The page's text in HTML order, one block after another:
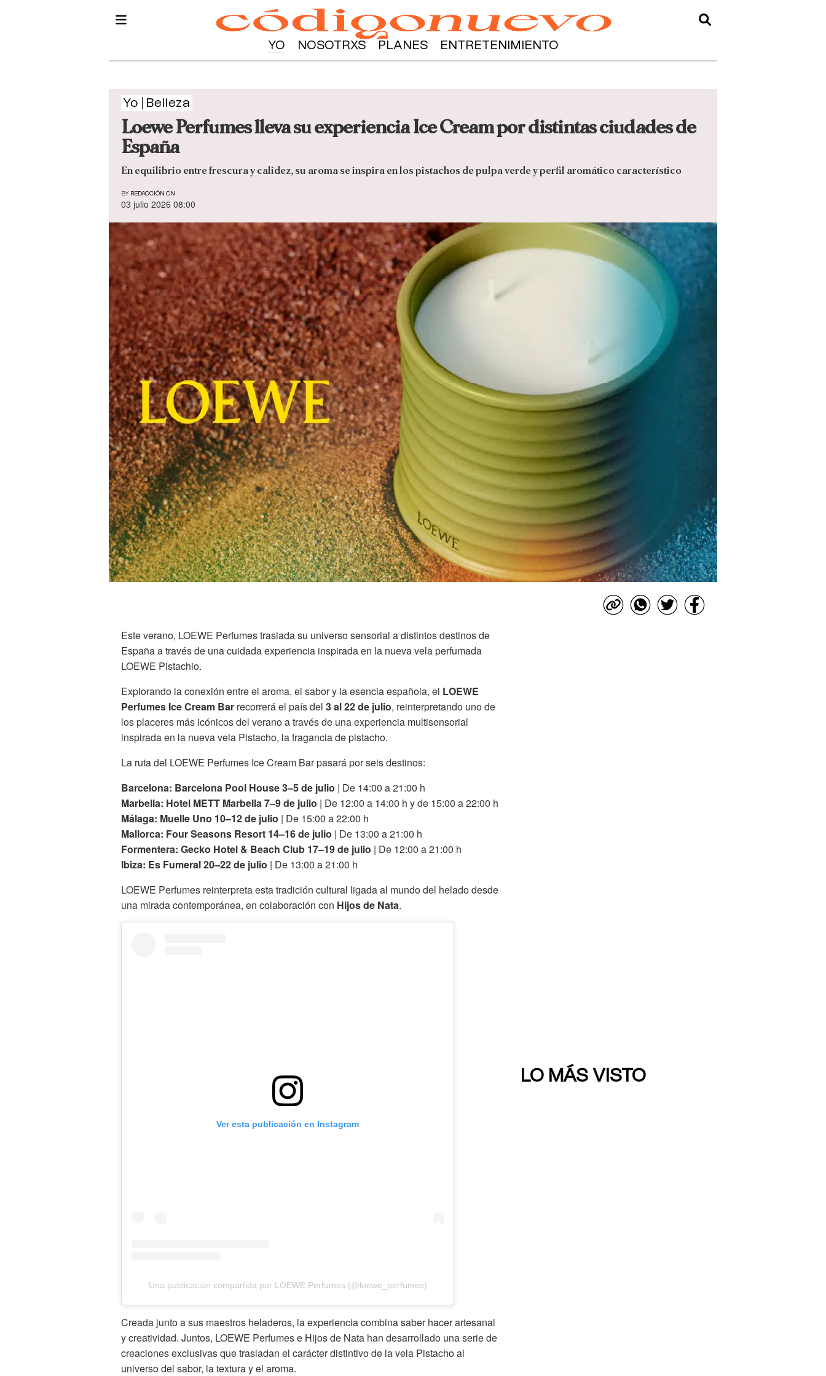
YO NOSOTRXS PLANES ENTRETENIMIENTO
Yo Belleza
Loewe Perfumes lleva su experiencia Ice Cream por distintas ciudades de
España
En equilibrio entre frescura y calidez, su aroma se inspira en los pistachos de pulpa verde y perfil aromático característico
BY REDACCIÓN CN
03 julio 2026 08:00
Este verano, LOEWE Perfumes traslada su universo sensorial a distintos destinos de
España a través de una cuidada experiencia inspirada en la nueva vela perfumada
LOEWE Pistachio.
Explorando la conexión entre el aroma, el sabor y la esencia española, el LOEWE
Perfumes Ice Cream Bar recorrerá el país del 3 al 22 de julio, reinterpretando uno de
los placeres más icónicos del verano a través de una experiencia multisensorial
inspirada en la nueva vela Pistacho, la fragancia de pistacho.
La ruta del LOEWE Perfumes Ice Cream Bar pasará por seis destinos:
Barcelona: Barcelona Pool House 3–5 de julio | De 14:00 a 21:00 h
Marbella: Hotel METT Marbella 7–9 de julio | De 12:00 a 14:00 h y de 15:00 a 22:00 h
Málaga: Muelle Uno 10–12 de julio | De 15:00 a 22:00 h
Mallorca: Four Seasons Resort 14–16 de julio | De 13:00 a 21:00 h
Formentera: Gecko Hotel & Beach Club 17–19 de julio | De 12:00 a 21:00 h
Ibiza: Es Fumeral 20–22 de julio | De 13:00 a 21:00 h
LOEWE Perfumes reinterpreta esta tradición cultural ligada al mundo del helado desde
una mirada contemporánea, en colaboración con Hijos de Nata.
Ver esta publicación en Instagram
Una publicación compartida por LOEWE Perfumes (@loewe_perfumes)
Creada junto a sus maestros heladeros, la experiencia combina saber hacer artesanal
y creatividad. Juntos, LOEWE Perfumes e Hijos de Nata han desarrollado una serie de
creaciones exclusivas que trasladan el carácter distintivo de la vela Pistacho al
universo del sabor, la textura y el aroma.
LO MÁS VISTO